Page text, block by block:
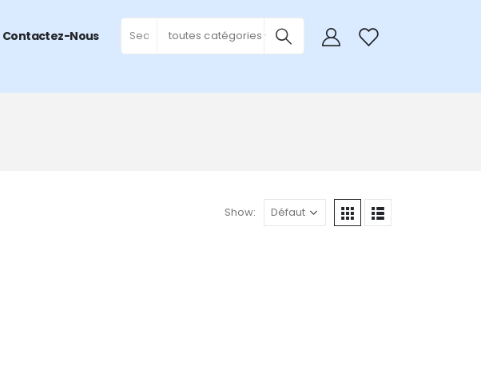
Contactez-Nous toutes catégories 0
Show: